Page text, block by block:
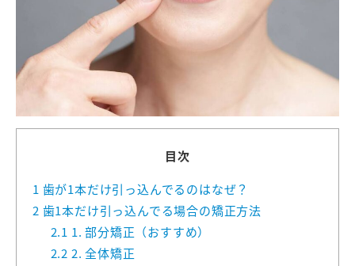
目次
1 歯が1本だけ引っ込んでるのはなぜ？
2 歯1本だけ引っ込んでる場合の矯正方法
2.1 1. 部分矯正（おすすめ）
2.2 2. 全体矯正